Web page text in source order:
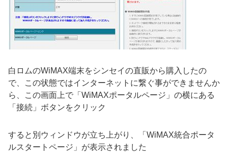
白ロムのWiMAX端末をシンセイの直販から購入したの
で、この状態ではインターネットに繋ぐ事ができませんか
ら、この画面上で「WiMAXポータルページ」の横にある
「接続」ボタンをクリック
すると別ウィンドウが立ち上がり、「WiMAX統合ポータ
ルスタートページ」が表示されました